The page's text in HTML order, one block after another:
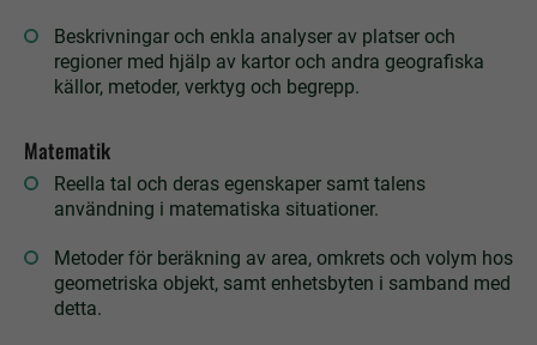
Beskrivningar och enkla analyser av platser och
regioner med hjälp av kartor och andra geografiska
källor, metoder, verktyg och begrepp.
Matematik
Reella tal och deras egenskaper samt talens
användning i matematiska situationer.
Metoder för beräkning av area, omkrets och volym hos
geometriska objekt, samt enhetsbyten i samband med
detta.